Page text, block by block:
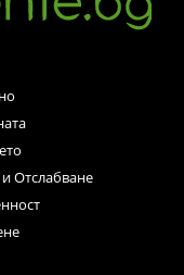
Отслабване